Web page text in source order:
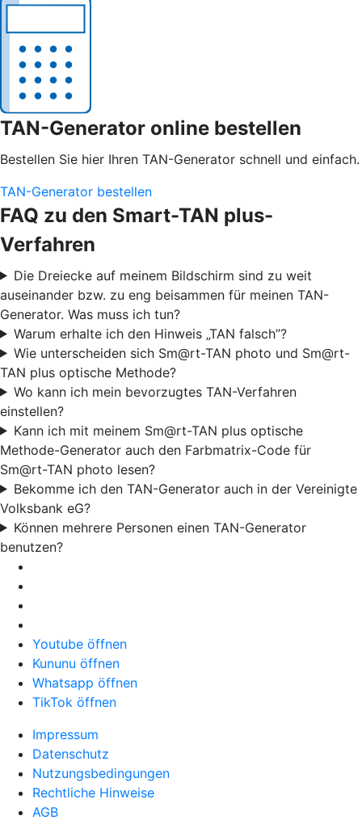
TAN-Generator online bestellen
Bestellen Sie hier Ihren TAN-Generator schnell und einfach.
TAN-Generator bestellen
FAQ zu den Smart-TAN plus-
Verfahren
Die Dreiecke auf meinem Bildschirm sind zu weit
auseinander bzw. zu eng beisammen für meinen TAN-
Generator. Was muss ich tun?
Warum erhalte ich den Hinweis „TAN falsch”?
Wie unterscheiden sich Sm@rt-TAN photo und Sm@rt-
TAN plus optische Methode?
Wo kann ich mein bevorzugtes TAN-Verfahren
einstellen?
Kann ich mit meinem Sm@rt-TAN plus optische
Methode-Generator auch den Farbmatrix-Code für
Sm@rt-TAN photo lesen?
Bekomme ich den TAN-Generator auch in der Vereinigte
Volksbank eG?
Können mehrere Personen einen TAN-Generator
benutzen?
Youtube öffnen
Kununu öffnen
Whatsapp öffnen
TikTok öffnen
Impressum
Datenschutz
Nutzungsbedingungen
Rechtliche Hinweise
AGB